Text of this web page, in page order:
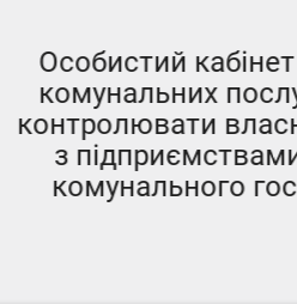
Особистий
комунальних
контролювати
з
комунального